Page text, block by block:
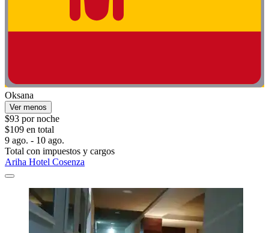
Oksana
Ver menos
$93 por noche
$109 en total
9 ago. - 10 ago.
Total con impuestos y cargos
Ariha Hotel Cosenza